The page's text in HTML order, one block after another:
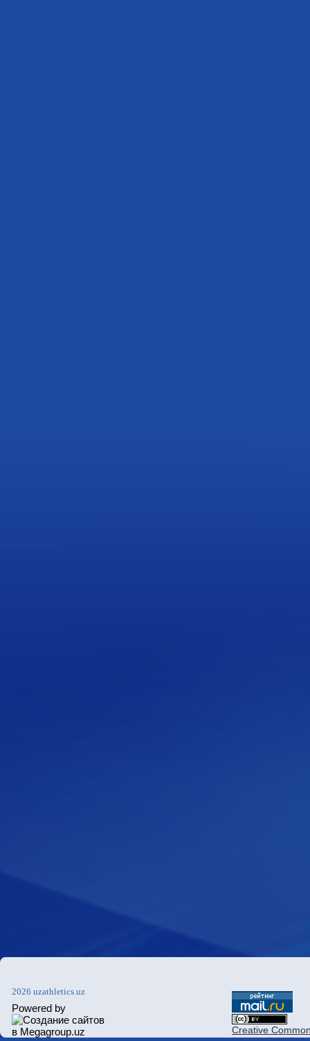
2026 uzathletics.uz
Powered by
Creative